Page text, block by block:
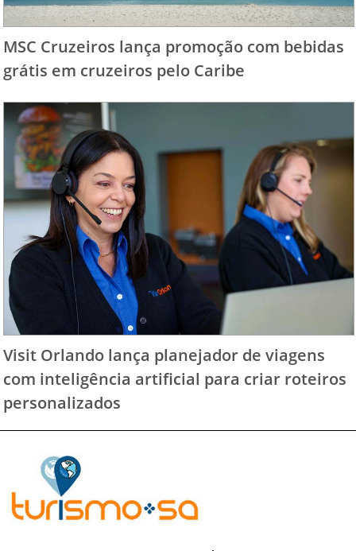
MSC Cruzeiros lança promoção com bebidas
grátis em cruzeiros pelo Caribe
Visit Orlando lança planejador de viagens
com inteligência artificial para criar roteiros
personalizados